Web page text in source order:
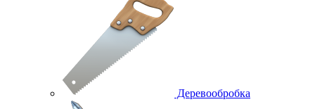
Деревообробка